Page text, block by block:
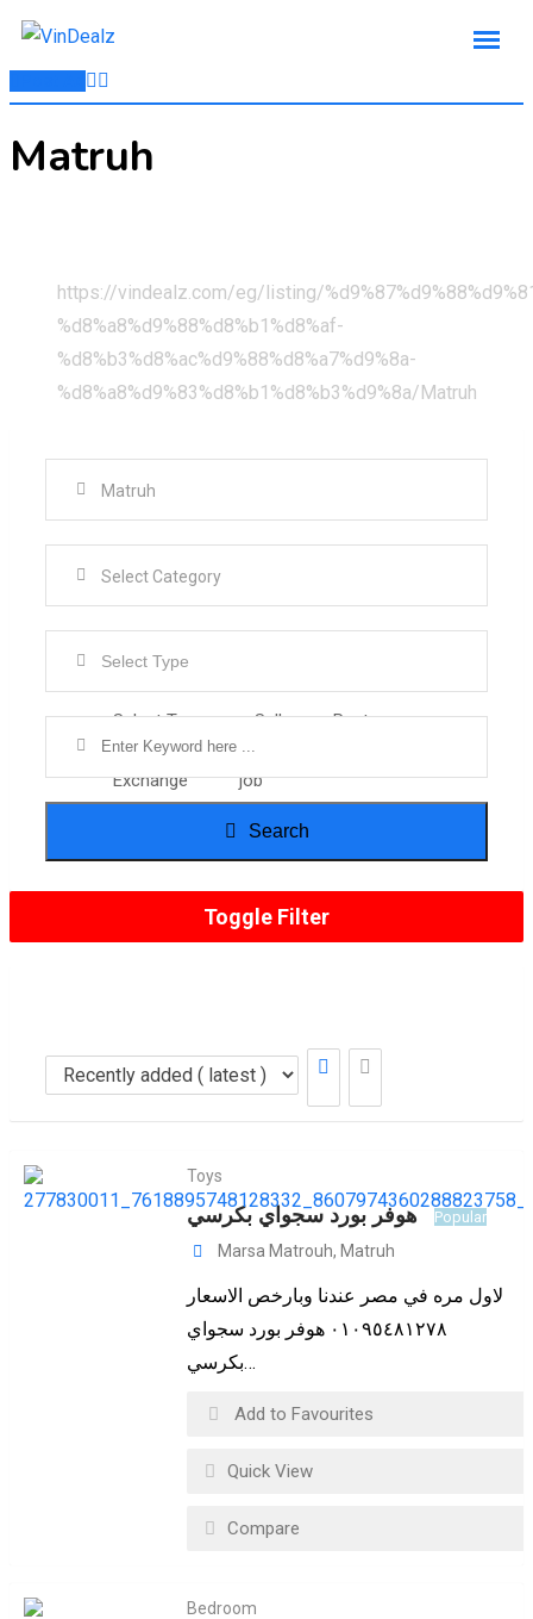
Matruh
https://vindealz.com/eg/listing/
%d8%a8%d9%88%d8%b1%d8%af-
%d8%b3%d8%ac%d9%88%d8%a7%d9%8a-
%d8%a8%d9%83%d8%b1%d8%b3%d9%8a/ Matruh
Select Type
Select Type Sell Rent
Exchange job
Search
Toggle Filter
Toys
هوفر بورد سجواي بكرسي Popular
Marsa Matrouh, Matruh
لاول مره في مصر عندنا وبارخص الاسعار
٠١٠٩٥٤٨١٢٧٨ هوفر بورد سجواي
بكرسي…
Add to Favourites
Quick View
Compare
Bedroom